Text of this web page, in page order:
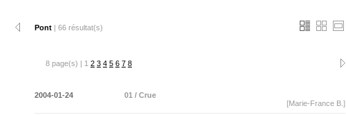
Pont | 66 résultat(s)
8 page(s) | 1 2 3 4 5 6 7 8
2004-01-24
01 / Crue
[Marie-France B.]